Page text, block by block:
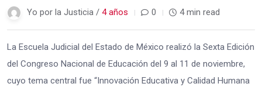
Yo por la Justicia / 4 años 0 4 min read
La Escuela Judicial del Estado de México realizó la Sexta Edición
del Congreso Nacional de Educación del 9 al 11 de noviembre,
cuyo tema central fue “Innovación Educativa y Calidad Humana